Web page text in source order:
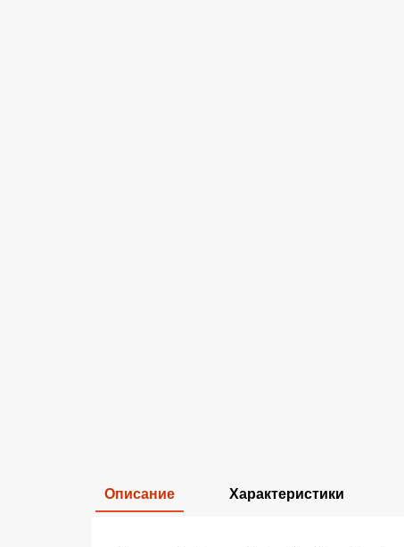
Описание Характеристики